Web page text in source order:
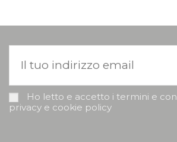
Ho letto e accetto i termini e
privacy e cookie policy